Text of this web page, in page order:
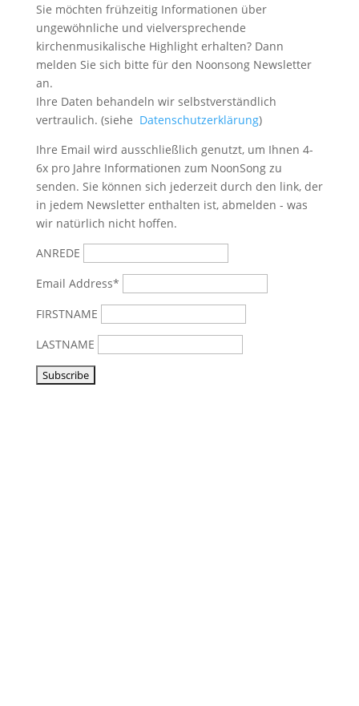
Sie möchten frühzeitig Informationen über
ungewöhnliche und vielversprechende
kirchenmusikalische Highlight erhalten? Dann
melden Sie sich bitte für den Noonsong Newsletter
an.
Ihre Daten behandeln wir selbstverständlich
vertraulich. (siehe Datenschutzerklärung)
Ihre Email wird ausschließlich genutzt, um Ihnen 4-
6x pro Jahre Informationen zum NoonSong zu
senden. Sie können sich jederzeit durch den link, der
in jedem Newsletter enthalten ist, abmelden - was
wir natürlich nicht hoffen.
ANREDE
Email Address*
FIRSTNAME
LASTNAME